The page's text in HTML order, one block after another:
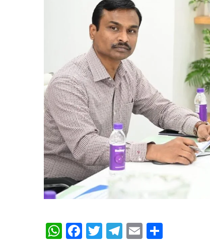
WhatsApp
Facebook
Twitter
Telegram
Email